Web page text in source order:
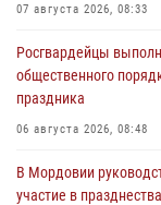
07 августа 2026, 08:33
Росгвардейцы
общественного
праздника
06 августа 2026, 08:48
В Мордовии
участие в